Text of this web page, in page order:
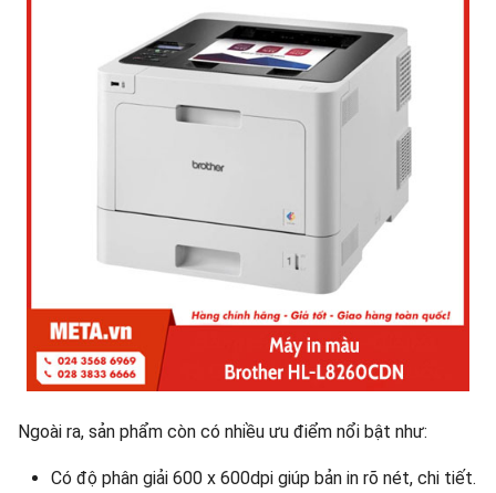
Ngoài ra, sản phẩm còn có nhiều ưu điểm nổi bật như:
Có độ phân giải 600 x 600dpi giúp bản in rõ nét, chi tiết.